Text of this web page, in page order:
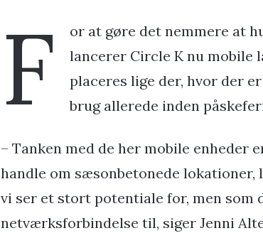
F
or at gøre det nemmere at
lancerer Circle K nu mobile
placeres lige der, hvor der
brug allerede inden
– Tanken med de her mobile enheder
handle om sæsonbetonede
vi ser et stort potentiale for, men som
netværksforbindelse til, siger Jenni